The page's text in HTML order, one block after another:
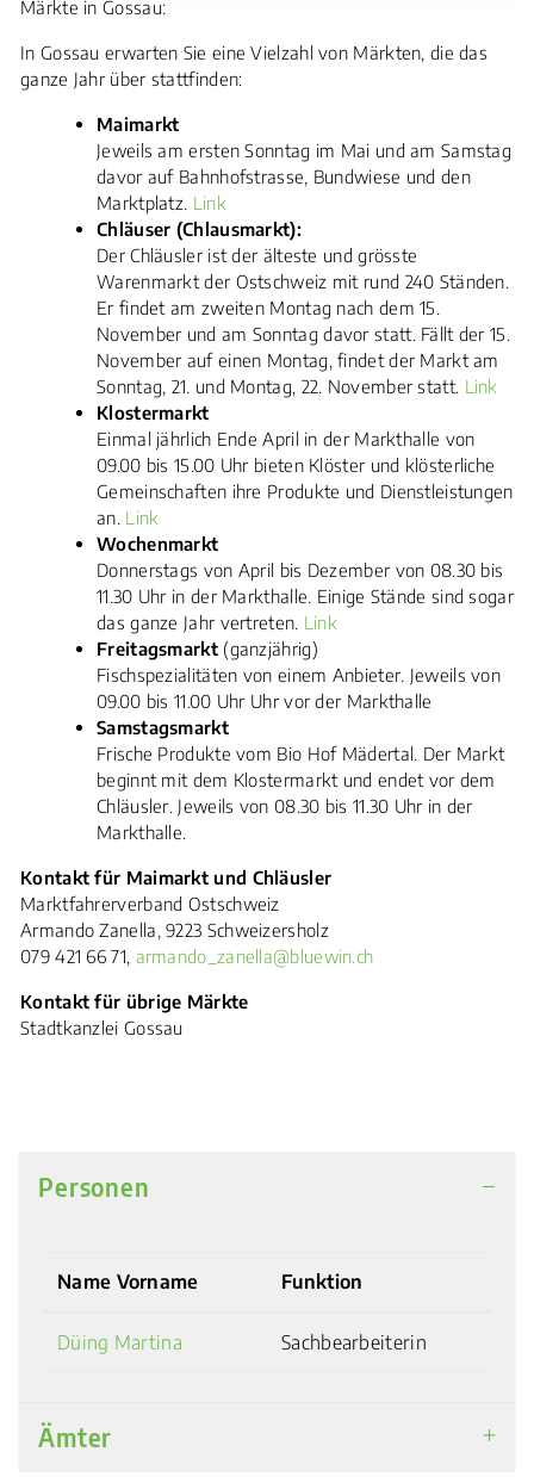
Märkte in Gossau:
In Gossau erwarten Sie eine Vielzahl von Märkten, die das
ganze Jahr über stattfinden:
Maimarkt
Jeweils am ersten Sonntag im Mai und am Samstag
davor auf Bahnhofstrasse, Bundwiese und den
Marktplatz. Link
Chläuser (Chlausmarkt):
Der Chläusler ist der älteste und grösste
Warenmarkt der Ostschweiz mit rund 240 Ständen.
Er findet am zweiten Montag nach dem 15.
November und am Sonntag davor statt. Fällt der 15.
November auf einen Montag, findet der Markt am
Sonntag, 21. und Montag, 22. November statt. Link
Klostermarkt
Einmal jährlich Ende April in der Markthalle von
09.00 bis 15.00 Uhr bieten Klöster und klösterliche
Gemeinschaften ihre Produkte und Dienstleistungen
an. Link
Wochenmarkt
Donnerstags von April bis Dezember von 08.30 bis
11.30 Uhr in der Markthalle. Einige Stände sind sogar
das ganze Jahr vertreten. Link
Freitagsmarkt(ganzjährig)
Fischspezialitäten von einem Anbieter. Jeweils von
09.00 bis 11.00 Uhr Uhr vor der Markthalle
Samstagsmarkt
Frische Produkte vom Bio Hof Mädertal. Der Markt
beginnt mit dem Klostermarkt und endet vor dem
Chläusler. Jeweils von 08.30 bis 11.30 Uhr in der
Markthalle.
Kontakt für Maimarkt und Chläusler
Marktfahrerverband Ostschweiz
Armando Zanella, 9223 Schweizersholz
079 421 66 71, armando_zanella@bluewin.ch
Kontakt für übrige Märkte
Stadtkanzlei Gossau
Zugehörige Objekte
Personen
Name Vorname Funktion
Düing Martina Sachbearbeiterin
Ämter